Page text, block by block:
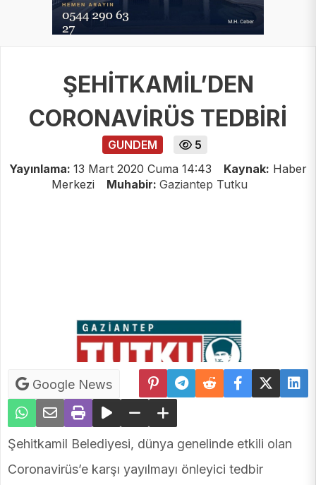
ŞEHİTKAMİL’DEN
CORONAVİRÜS TEDBİRİ
GUNDEM
5
Yayınlama: 13 Mart 2020 Cuma 14:43 Kaynak: Haber
Merkezi
Muhabir: Gaziantep Tutku
Google News
Şehitkamil Belediyesi, dünya genelinde etkili olan
Coronavirüs’e karşı yayılmayı önleyici tedbir